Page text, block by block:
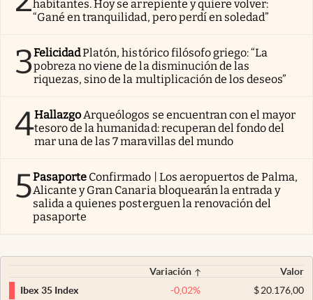
habitantes. Hoy se arrepiente y quiere volver:
“Gané en tranquilidad, pero perdí en soledad”
3FelicidadPlatón, histórico filósofo griego: “La
pobreza no viene de la disminución de las
riquezas, sino de la multiplicación de los deseos”
4Hallazgo Arqueólogos se encuentran con el mayor
tesoro de la humanidad: recuperan del fondo del
mar una de las 7 maravillas del mundo
5Pasaporte Confirmado | Los aeropuertos de Palma,
Alicante y Gran Canaria bloquearán la entrada y
salida a quienes posterguen la renovación del
pasaporte
Variación
Valor
Ibex 35 Index
-0,02% $20.176,00